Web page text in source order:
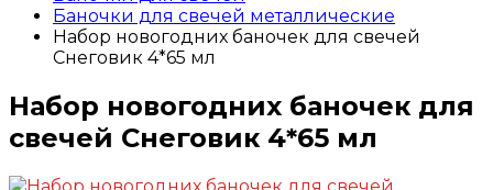
Баночки для свечей металлические
Набор новогодних баночек для свечей
Снеговик 4*65 мл
Набор новогодних баночек для
свечей Снеговик 4*65 мл